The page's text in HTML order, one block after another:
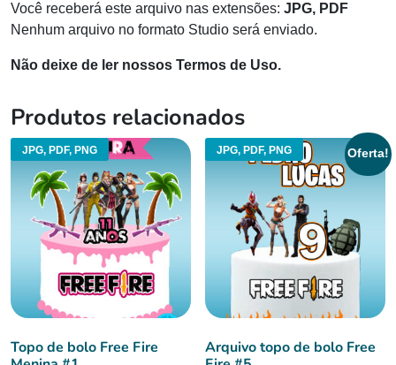
Você receberá este arquivo nas extensões: JPG, PDF
Nenhum arquivo no formato Studio será enviado.
Não deixe de ler nossos Termos de Uso.
Produtos relacionados
JPG, PDF, PNG
Topo de bolo Free Fire
JPG, PDF, PNG Oferta!
Arquivo topo de bolo Free